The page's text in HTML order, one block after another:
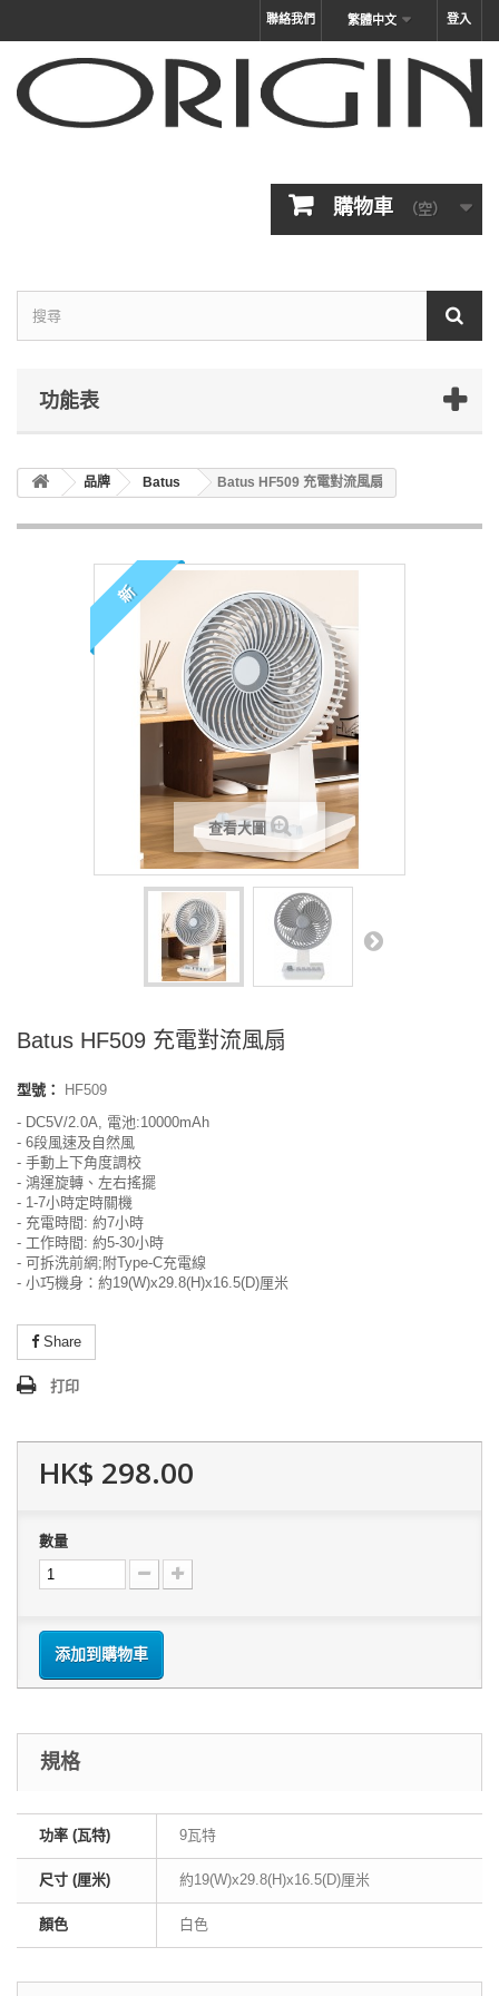
登入
繁體中文
聯絡我們
購物車 （空）
功能表
品牌 Batus Batus HF509 充電對流風扇
新
查看大圖
Batus HF509 充電對流風扇
型號：
HF509
- DC5V/2.0A, 電池:10000mAh
- 6段風速及自然風
- 手動上下角度調校
- 鴻運旋轉、左右搖擺
- 1-7小時定時關機
- 充電時間: 約7小時
- 工作時間: 約5-30小時
- 可拆洗前網;附Type-C充電線
- 小巧機身：約19(W)x29.8(H)x16.5(D)厘米
Share
打印
HK$ 298.00
數量
添加到購物車
規格
功率 (瓦特) 9瓦特
尺寸 (厘米) 約19(W)x29.8(H)x16.5(D)厘米
顏色 白色